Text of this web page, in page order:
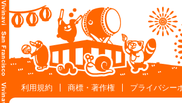
利用規約
商標・著作権 プライバシー